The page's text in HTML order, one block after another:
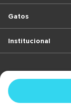
Gatos
Institucional